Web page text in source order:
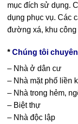
mục đích sử dụng.
dụng phục vụ. Các
đường xá, khu
* Chúng tôi
– Nhà ở dân cư
– Nhà mặt phố liền
– Nhà trong hẻm,
– Biệt thự
– Nhà độc lập